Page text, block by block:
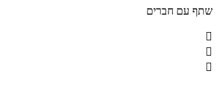
שתף עם חברים